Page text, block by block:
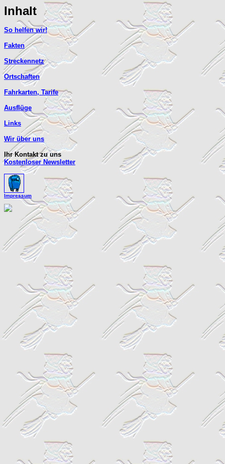
Inhalt
So helfen wir!
Fakten
Streckennetz
Ortschaften
Fahrkarten, Tarife
Ausflüge
Links
Wir über uns
Ihr Kontakt zu uns
Kostenloser Newsletter
Impressum